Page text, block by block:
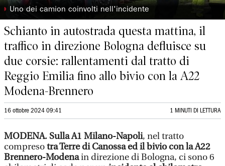
◗ Uno dei camion coinvolti nell'incidente
Schianto in autostrada questa mattina, il
traffico in direzione Bologna defluisce su
due corsie: rallentamenti dal tratto di
Reggio Emilia fino allo bivio con la A22
Modena-Brennero
16 ottobre 2024 09:41 1 MINUTI DI LETTURA
MODENA. Sulla A1 Milano-Napoli, nel tratto
compresotra Terre di Canossa ed il bivio con la A22
Brennero-Modenain direzione di Bologna, ci sono 6